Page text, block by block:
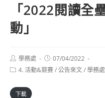
「2022閱讀全
動」
Post
author:
學務處
Post
published:
07/04/2022
Post4. 活動&競賽/公告來文/學務
下載